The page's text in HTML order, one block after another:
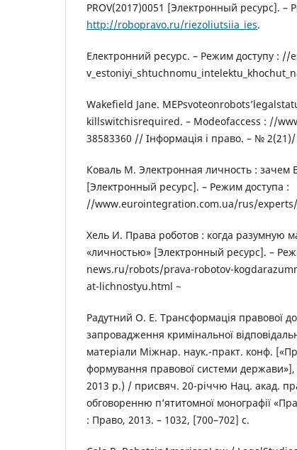
PROV(2017)0051 [Электронный ресурс]. –
http://robopravo.ru/riezoliutsiia_ies.
Електронний ресурс. – Режим доступу :
Wakefield Jane.
killswitchisrequired. – Modeofaccess : //
38583360 // Інформація і право. – № 2(21)/
Коваль М. Электронная личность : зачем
[Электронный ресурс]. – Режим доступа :
//www.eurointegration.com.ua/rus/
Хель И. Права роботов : когда разумную
«личностью» [Электронный ресурс]. –
news.ru/robots/prava-robotov-
at-lichnostyu.html ~
Радутний О. Е. Трансформація правової
запровадження кримінальної
матеріали Міжнар. наук.-практ. конф.
формування правової системи держави»],
2013 р.) / присвяч. 20-річчю Нац. акад.
обговоренню п’ятитомної монографії
: Право, 2013. – 1032, [700–702] с.